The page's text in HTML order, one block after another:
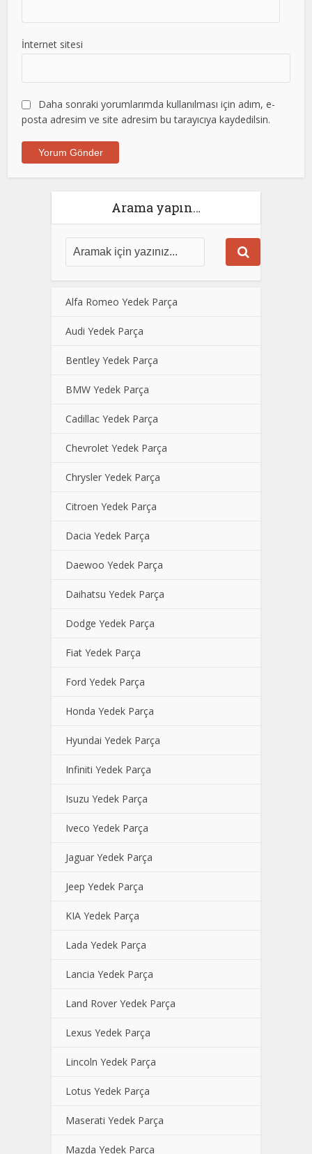
İnternet sitesi
Daha sonraki yorumlarımda kullanılması için adım, e-
posta adresim ve site adresim bu tarayıcıya kaydedilsin.
Arama yapın…
Alfa Romeo Yedek Parça
Audi Yedek Parça
Bentley Yedek Parça
BMW Yedek Parça
Cadillac Yedek Parça
Chevrolet Yedek Parça
Chrysler Yedek Parça
Citroen Yedek Parça
Dacia Yedek Parça
Daewoo Yedek Parça
Daihatsu Yedek Parça
Dodge Yedek Parça
Fiat Yedek Parça
Ford Yedek Parça
Honda Yedek Parça
Hyundai Yedek Parça
Infiniti Yedek Parça
Isuzu Yedek Parça
Iveco Yedek Parça
Jaguar Yedek Parça
Jeep Yedek Parça
KIA Yedek Parça
Lada Yedek Parça
Lancia Yedek Parça
Land Rover Yedek Parça
Lexus Yedek Parça
Lincoln Yedek Parça
Lotus Yedek Parça
Maserati Yedek Parça
Mazda Yedek Parça